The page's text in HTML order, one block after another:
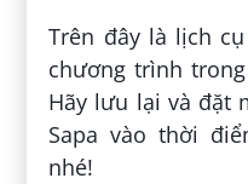
Trên đây là lịch
chương trình
Hãy lưu lại và đặt
Sapa vào thời
nhé!